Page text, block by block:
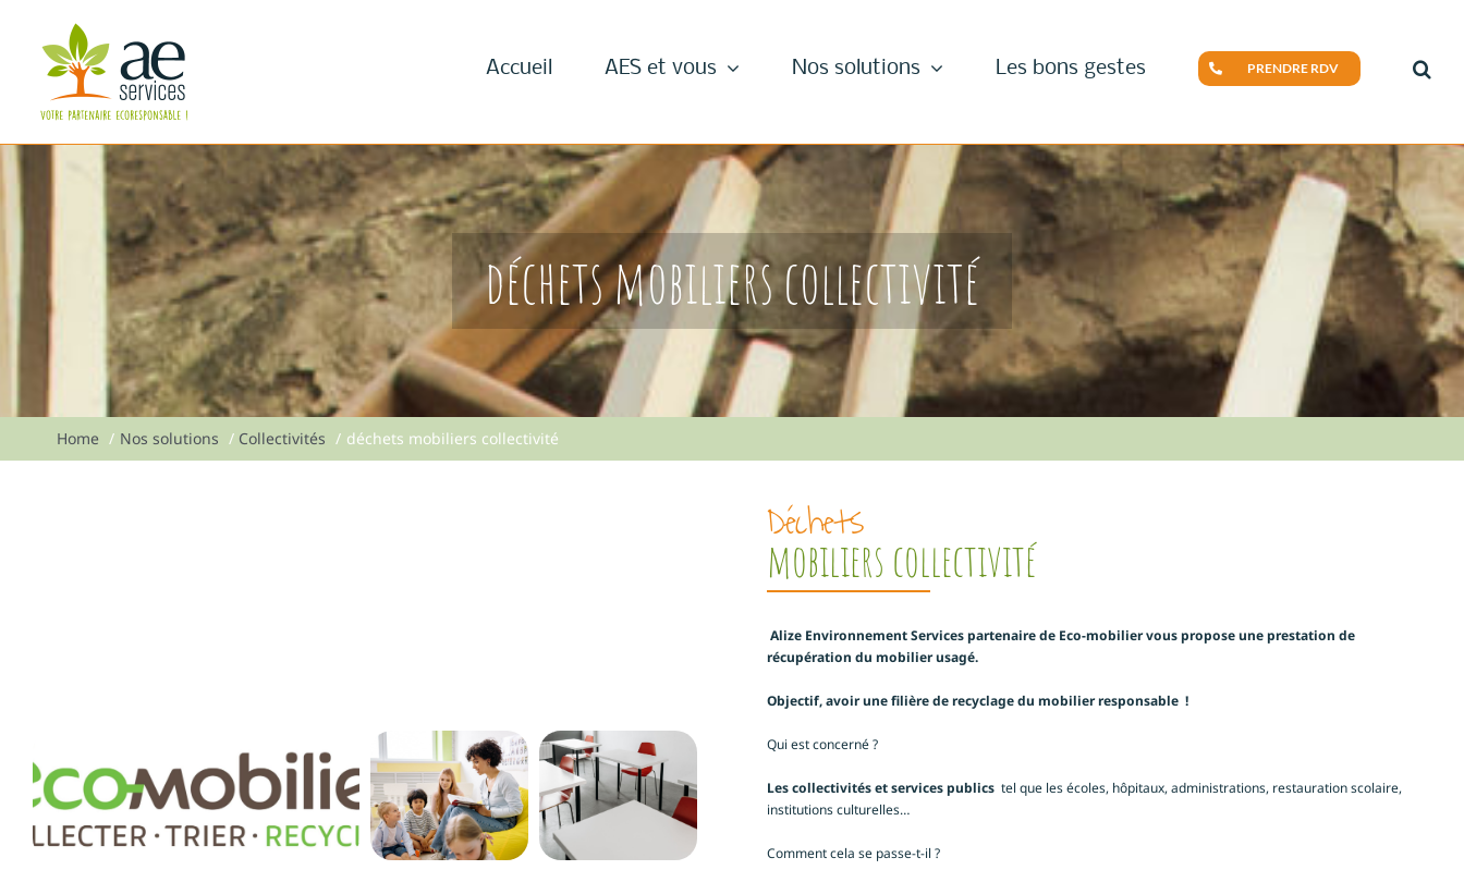
contenu
Accueil AES et vous Nos solutions Les bons gestes PRENDRE RDV
déchets mobiliers collectivité
Home Nos solutions Collectivités déchets mobiliers collectivité
Déchets
mobiliers collectivité
Alize Environnement Services partenaire de Eco-mobilier vous propose une prestation de
récupération du mobilier usagé.
Objectif, avoir une filière de recyclage du mobilier responsable !
Qui est concerné ?
Les collectivités et services publics tel que les écoles, hôpitaux, administrations, restauration scolaire,
institutions culturelles…
Comment cela se passe-t-il ?